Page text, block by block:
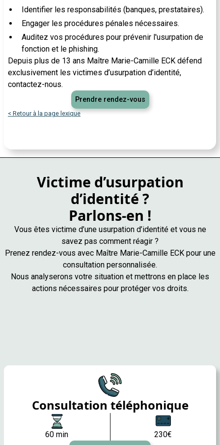
Identifier les responsabilités (banques, prestataires).
Engager les procédures pénales nécessaires.
Auditez vos procédures pour prévenir l'usurpation de
fonction et le phishing.
Depuis plus de 13 ans Maître Marie-Camille ECK défend
exclusivement les victimes d’usurpation d’identité,
contactez-nous.
Prendre rendez-vous
< Retour à la page lexique
Victime d’usurpation
d’identité ?
Parlons-en !
Vous êtes victime d’une usurpation d’identité et vous ne
savez pas comment réagir ?
Prenez rendez-vous avec Maître Marie-Camille ECK pour une
consultation personnalisée.
Nous analyserons votre situation et mettrons en place les
actions nécessaires pour protéger vos droits.
Consultation téléphonique
60 min
230€